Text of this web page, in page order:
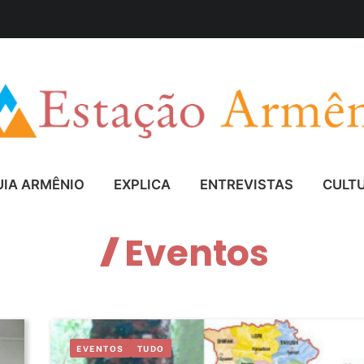
ARMÊNIO EXPLICA ENTREVISTAS
Eventos
EVENTOS TUDO